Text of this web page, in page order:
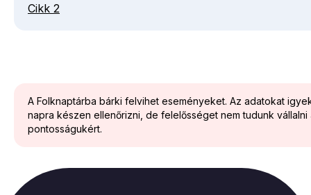
A Folknaptárba bárki felvihet eseményeket. Az adatokat
napra készen ellenőrizni, de felelősséget nem tudunk vállalni
pontosságukért.
Cikk 2